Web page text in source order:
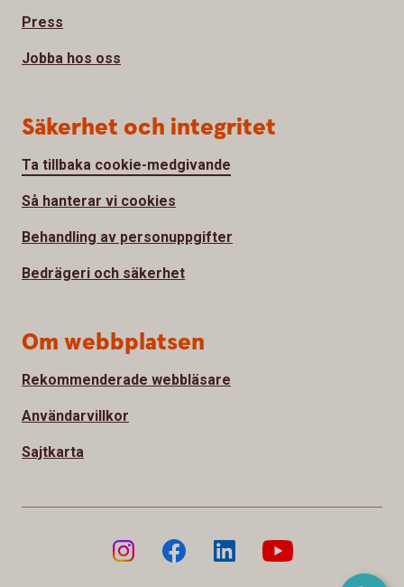
Press
Jobba hos oss
Säkerhet och integritet
Ta tillbaka cookie-medgivande
Så hanterar vi cookies
Behandling av personuppgifter
Bedrägeri och säkerhet
Om webbplatsen
Rekommenderade webbläsare
Användarvillkor
Sajtkarta